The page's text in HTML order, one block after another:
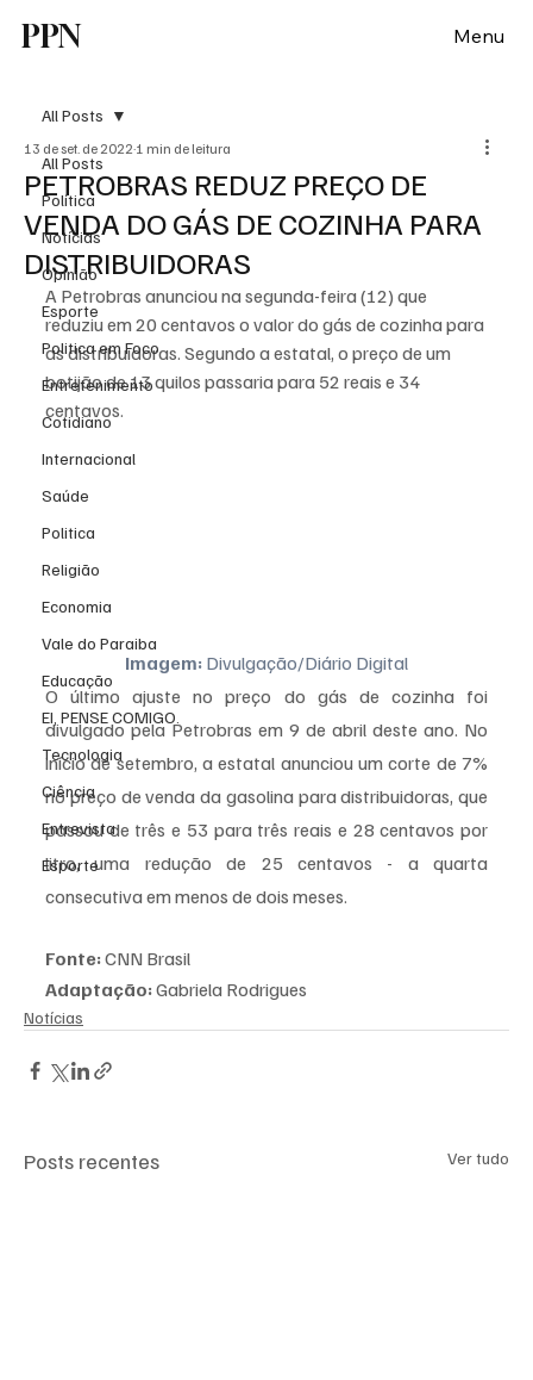
PPN Menu
All Posts
Política
Notícias
Opinião
Esporte
Politica em Foco
Entretenimento
Cotidiano
Internacional
Saúde
Politica
Religião
Economia
Vale do Paraiba
Educação
EI, PENSE COMIGO.
Tecnologia
Ciência
Entrevista
Esporte
All Posts
PETROBRAS REDUZ PREÇO DE
VENDA DO GÁS DE COZINHA PARA
DISTRIBUIDORAS
13 de set. de 2022 1 min de leitura
A Petrobras anunciou na segunda-feira (12) que
reduziu em 20 centavos o valor do gás de cozinha para
as distribuidoras. Segundo a estatal, o preço de um
botijão de 13 quilos passaria para 52 reais e 34
centavos.
Imagem: Divulgação/Diário Digital
O último ajuste no preço do gás de cozinha foi
divulgado pela Petrobras em 9 de abril deste ano. No
início de setembro, a estatal anunciou um corte de 7%
no preço de venda da gasolina para distribuidoras, que
passou de três e 53 para três reais e 28 centavos por
litro, uma redução de 25 centavos - a quarta
consecutiva em menos de dois meses.
Fonte: CNN Brasil
Adaptação: Gabriela Rodrigues
Notícias
Posts recentes Ver tudo